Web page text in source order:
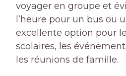
voyager en groupe et
l’heure pour un bus ou
excellente option pour
scolaires, les
les réunions de famille.